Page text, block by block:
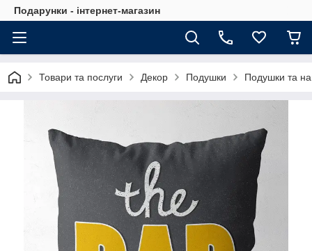
Подарунки - інтернет-магазин
Товари та послуги Декор Подушки Подушки та